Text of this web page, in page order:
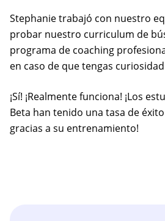
Stephanie trabajó con nuestro
probar nuestro curriculum de
programa de coaching
en caso de que tengas
¡Sí! ¡Realmente funciona! ¡Los
Beta han tenido una tasa de
gracias a su entrenamiento!